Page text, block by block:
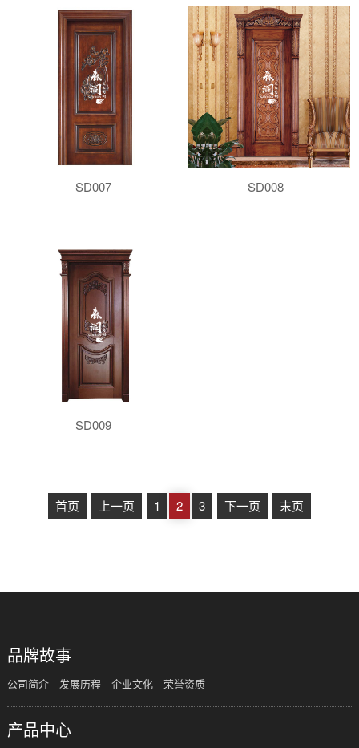
SD007 SD008
SD009
首页 上一页 1 2 3 下一页 末页
品牌故事
公司简介 发展历程 企业文化 荣誉资质
产品中心